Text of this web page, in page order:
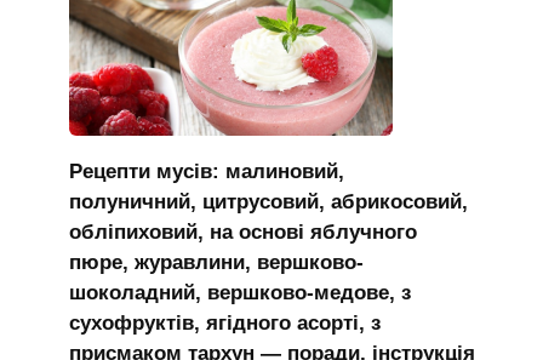
Рецепти мусів: малиновий,
полуничний, цитрусовий, абрикосовий,
обліпиховий, на основі яблучного
пюре, журавлини, вершково-
шоколадний, вершково-медове, з
сухофруктів, ягідного асорті, з
присмаком тархун — поради, інструкція